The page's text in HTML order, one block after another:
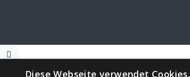
Diese Webseite verwendet Cookies.